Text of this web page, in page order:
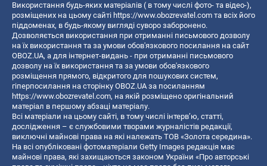
Використання будь-яких матеріалів ( в тому числі фото- та відео-),
розміщених на цьому сайті https://www.obozrevatel.com та всіх його
піддоменах, в будь-якому вигляді суворо заборонено.
Дозволяється використання при отриманні письмового дозволу
на їх використання та за умови обов'язкового посилання на сайт
OBOZ.UA, а для інтернет-видань - при отриманні письмового
дозволу на їх використання та за умови обов'язкового
розміщення прямого, відкритого для пошукових систем,
гіперпосилання на сторінку OBOZ.UA за посиланням
https://www.obozrevatel.com, на якій розміщено оригінальний
матеріал в першому абзаці матеріалу.
Всі матеріали на цьому сайті, в тому числі інтерв’ю, статті,
дослідження – є службовими творами журналістів редакції,
виключні майнові права на які належать ТОВ «Золота середина».
На всі опубліковані фотоматеріали Getty Images редакція має
майнові права, які захищаються законом України «Про авторські